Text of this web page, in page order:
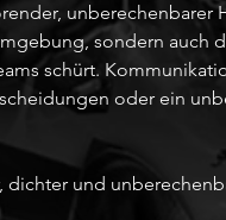
unberechenbarer
sondern auch
schürt.
oder ein
und